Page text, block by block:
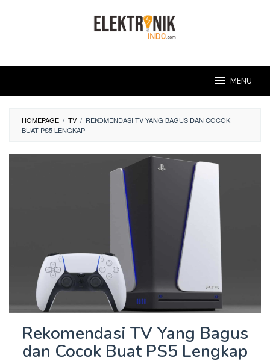
MENU
HOMEPAGE / TV / REKOMENDASI TV YANG BAGUS DAN COCOK
BUAT PS5 LENGKAP
Rekomendasi TV Yang Bagus
dan Cocok Buat PS5 Lengkap